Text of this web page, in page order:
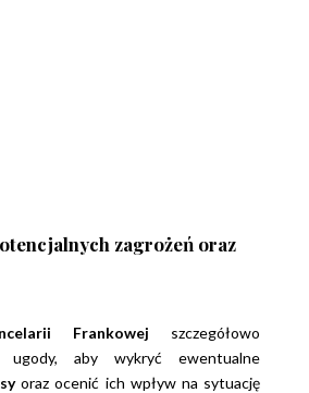
zagrożeń oraz
Frankowej szczegółowo
ugody, aby wykryć ewentualne
oraz ocenić ich wpływ na sytuację